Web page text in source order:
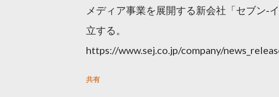
メディア事業を展開する新会社「セブン‐
立する。
https://www.sej.co.jp/company/
共有